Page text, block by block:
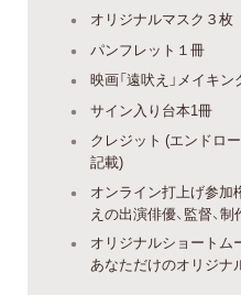
オリジナルマスク３枚
パンフレット１冊
映画「遠吠え」メイキ
サイン入り台本1冊
クレジット (エンドロ
記載)
オンライン打上げ参加
えの出演俳優、監督、
オリジナルショートム
あなただけのオリジナ